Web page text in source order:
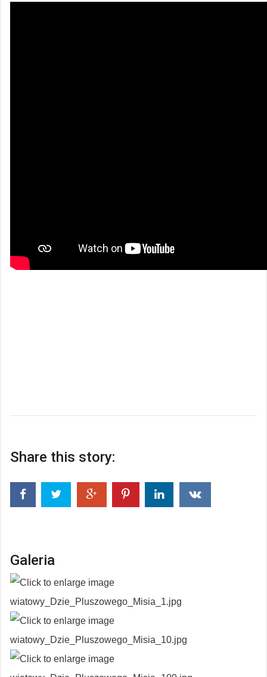
Share this story:
Galeria